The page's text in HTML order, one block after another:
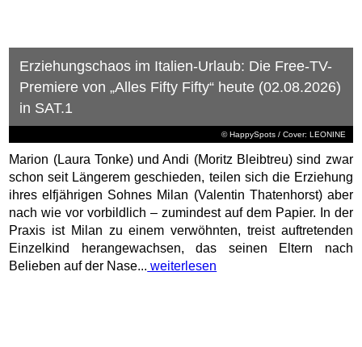
Marion (Laura Tonke) und Andi (Moritz Bleibtreu) sind zwar
schon seit Längerem geschieden, teilen sich die Erziehung
ihres elfjährigen Sohnes Milan (Valentin Thatenhorst) aber
nach wie vor vorbildlich – zumindest auf dem Papier. In der
Praxis ist Milan zu einem verwöhnten, treist auftretenden
Einzelkind herangewachsen, das seinen Eltern nach
Belieben auf der Nase...
weiterlesen